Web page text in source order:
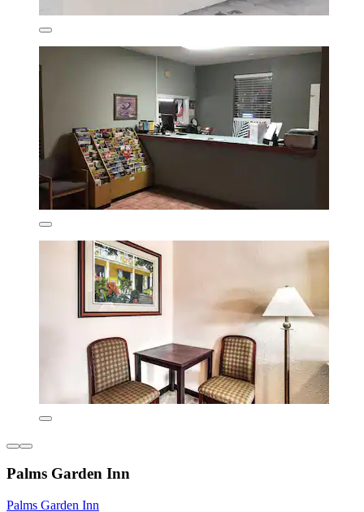
Palms Garden Inn
Palms Garden Inn